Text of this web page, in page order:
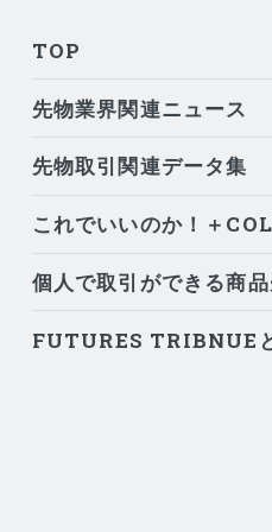
TOP
先物業界関連ニュース
先物取引関連データ集
これでいいのか！＋
個人で取引ができる商
FUTURES TRIBNUE